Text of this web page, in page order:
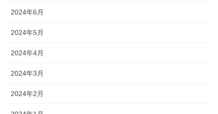
2024年6月
2024年5月
2024年4月
2024年3月
2024年2月